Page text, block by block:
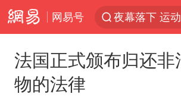
网易号
改名后的“青
法国正式颁布归还非
物的法律